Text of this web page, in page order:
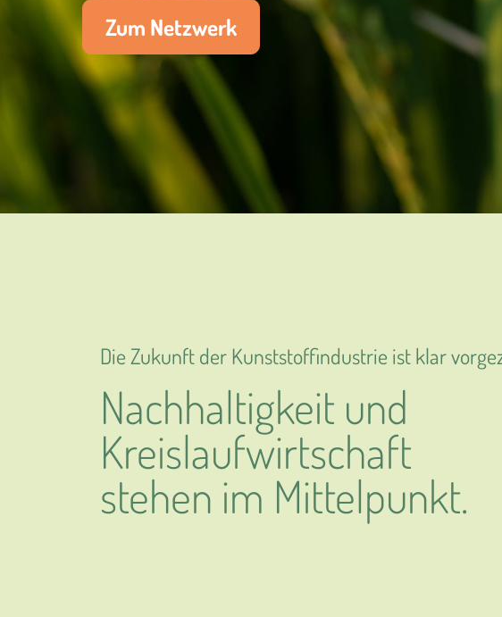
Zum Netzwerk
Die Zukunft der Kunststoffindustrie ist klar
Nachhaltigkeit und
Kreislaufwirtschaft
stehen im Mittelpunkt.